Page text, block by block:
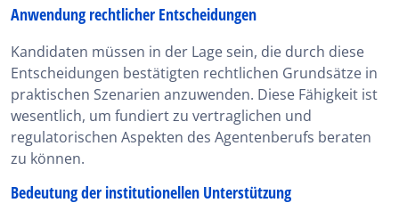
Anwendung rechtlicher Entscheidungen
Kandidaten müssen in der Lage sein, die durch diese
Entscheidungen bestätigten rechtlichen Grundsätze in
praktischen Szenarien anzuwenden. Diese Fähigkeit ist
wesentlich, um fundiert zu vertraglichen und
regulatorischen Aspekten des Agentenberufs beraten
zu können.
Bedeutung der institutionellen Unterstützung